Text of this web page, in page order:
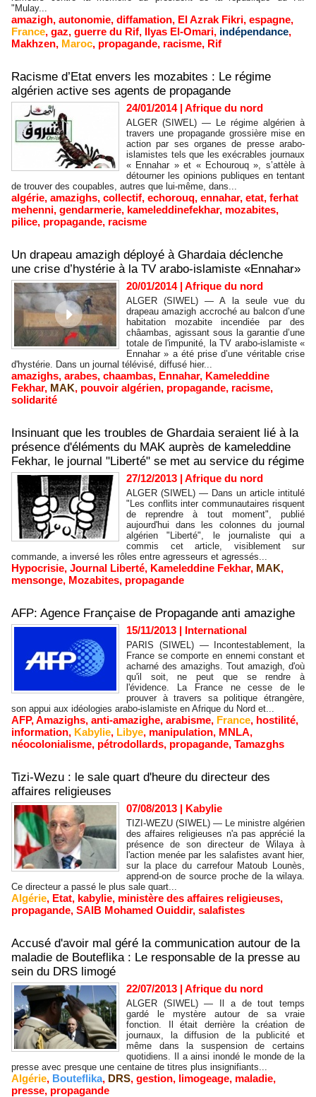
"Mulay...
amazigh, autonomie, diffamation, El Azrak Fikri, espagne,
France, gaz, guerre du Rif, Ilyas El-Omari, indépendance,
Makhzen, Maroc, propagande, racisme, Rif
Racisme d’Etat envers les mozabites : Le régime
algérien active ses agents de propagande
24/01/2014| Afrique du nord
ALGER (SIWEL) — Le régime algérien à
travers une propagande grossière mise en
action par ses organes de presse arabo-
islamistes tels que les exécrables journaux
« Ennahar » et « Echourouq », s’attèle à
détourner les opinions publiques en tentant
de trouver des coupables, autres que lui-même, dans...
algérie, amazighs, collectif, echorouq, ennahar, etat, ferhat
mehenni, gendarmerie, kameleddinefekhar, mozabites,
pilice, propagande, racisme
Un drapeau amazigh déployé à Ghardaia déclenche
une crise d’hystérie à la TV arabo-islamiste «Ennahar»
20/01/2014| Afrique du nord
ALGER (SIWEL) — A la seule vue du
drapeau amazigh accroché au balcon d’une
habitation mozabite incendiée par des
châambas, agissant sous la garantie d’une
totale de l'impunité, la TV arabo-islamiste «
Ennahar » a été prise d’une véritable crise
d'hystérie. Dans un journal télévisé, diffusé hier...
amazighs, arabes, chaambas, Ennahar, Kameleddine
Fekhar, MAK, pouvoir algérien, propagande, racisme,
solidarité
Insinuant que les troubles de Ghardaia seraient lié à la
présence d'éléments du MAK auprès de kameleddine
Fekhar, le journal "Liberté" se met au service du régime
27/12/2013 | Afrique du nord
ALGER (SIWEL) — Dans un article intitulé
"Les conflits inter communautaires risquent
de reprendre à tout moment", publié
aujourd'hui dans les colonnes du journal
algérien "Liberté", le journaliste qui a
commis cet article, visiblement sur
commande, a inversé les rôles entre agresseurs et agressés...
Hypocrisie, Journal Liberté, Kameleddine Fekhar, MAK,
mensonge, Mozabites, propagande
AFP: Agence Française de Propagande anti amazighe
15/11/2013 | International
PARIS (SIWEL) — Incontestablement, la
France se comporte en ennemi constant et
acharné des amazighs. Tout amazigh, d'où
qu'il soit, ne peut que se rendre à
l'évidence. La France ne cesse de le
prouver à travers sa politique étrangère,
son appui aux idéologies arabo-islamiste en Afrique du Nord et...
AFP,Amazighs, anti-amazighe, arabisme, France, hostilité,
information, Kabylie, Libye, manipulation, MNLA,
néocolonialisme, pétrodollards, propagande, Tamazghs
Tizi-Wezu : le sale quart d'heure du directeur des
affaires religieuses
07/08/2013 | Kabylie
TIZI-WEZU (SIWEL) — Le ministre algérien
des affaires religieuses n'a pas apprécié la
présence de son directeur de Wilaya à
l'action menée par les salafistes avant hier,
sur la place du carrefour Matoub Lounès,
apprend-on de source proche de la wilaya.
Ce directeur a passé le plus sale quart...
Algérie, Etat, kabylie, ministère des affaires religieuses,
propagande, SAIB Mohamed Ouiddir, salafistes
Accusé d'avoir mal géré la communication autour de la
maladie de Bouteflika : Le responsable de la presse au
sein du DRS limogé
22/07/2013 | Afrique du nord
ALGER (SIWEL) — Il a de tout temps
gardé le mystère autour de sa vraie
fonction. Il était derrière la création de
journaux, la diffusion de la publicité et
même dans la suspension de certains
quotidiens. Il a ainsi inondé le monde de la
presse avec presque une centaine de titres plus insignifiants...
Algérie, Bouteflika, DRS, gestion, limogeage, maladie,
presse, propagande